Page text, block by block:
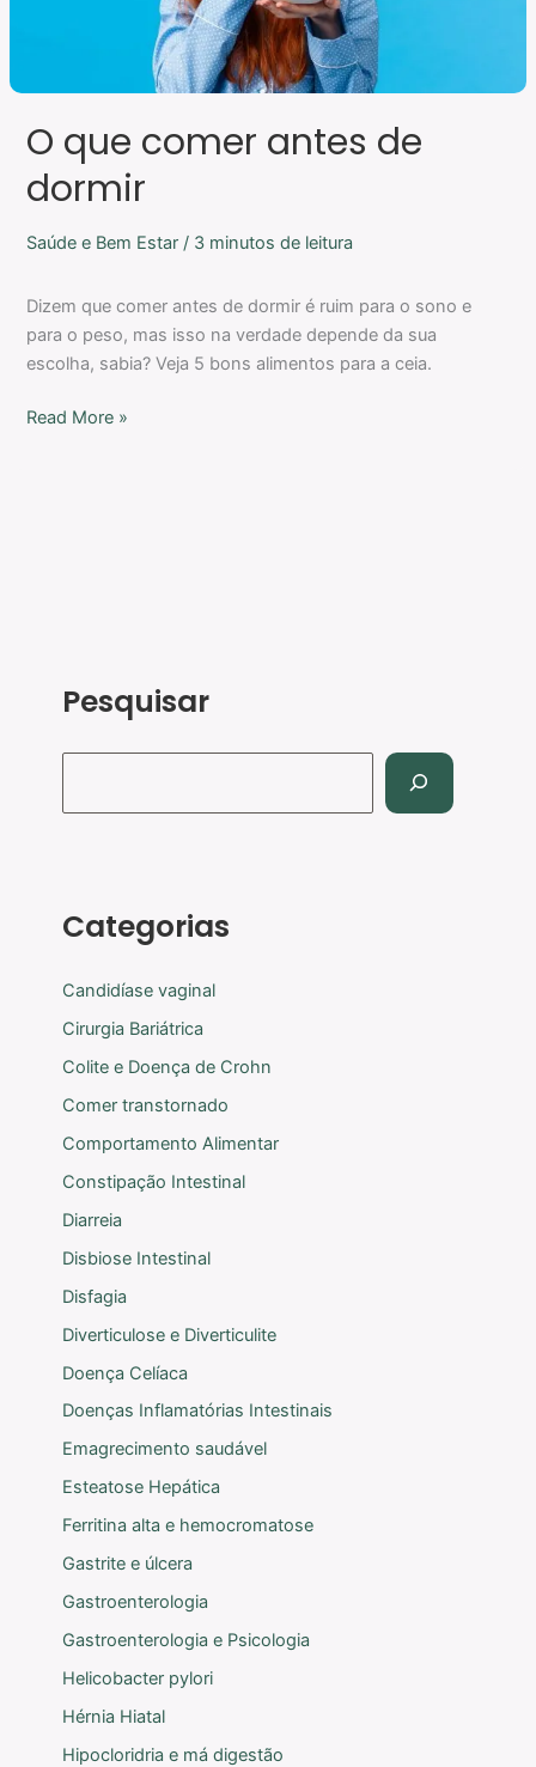
O que comer antes de
dormir
Saúde e Bem Estar / 3 minutos de leitura
Dizem que comer antes de dormir é ruim para o sono e
para o peso, mas isso na verdade depende da sua
escolha, sabia? Veja 5 bons alimentos para a ceia.
Read More »
Pesquisar
Categorias
Candidíase vaginal
Cirurgia Bariátrica
Colite e Doença de Crohn
Comer transtornado
Comportamento Alimentar
Constipação Intestinal
Diarreia
Disbiose Intestinal
Disfagia
Diverticulose e Diverticulite
Doença Celíaca
Doenças Inflamatórias Intestinais
Emagrecimento saudável
Esteatose Hepática
Ferritina alta e hemocromatose
Gastrite e úlcera
Gastroenterologia
Gastroenterologia e Psicologia
Helicobacter pylori
Hérnia Hiatal
Hipocloridria e má digestão